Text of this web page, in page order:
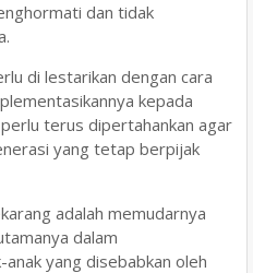
dan tidak
di lestarikan dengan cara
kepada
terus dipertahankan agar
yang tetap berpijak
adalah memudarnya
dalam
yang disebabkan oleh